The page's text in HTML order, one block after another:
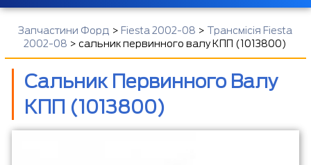
Запчастини Форд > Fiesta 2002-08 > Трансмісія Fiesta
2002-08 > сальник первинного валу КПП (1013800)
Сальник Первинного Валу
КПП (1013800)